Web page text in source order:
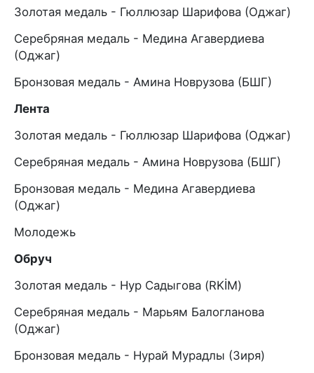
Золотая медаль - Гюллюзар Шарифова (Оджаг)
Серебряная медаль - Медина Агавердиева
(Оджаг)
Бронзовая медаль - Амина Новрузова (БШГ)
Лента
Золотая медаль - Гюллюзар Шарифова (Оджаг)
Серебряная медаль - Амина Новрузова (БШГ)
Бронзовая медаль - Медина Агавердиева
(Оджаг)
Молодежь
Обруч
Золотая медаль - Нур Садыгова (RKİM)
Серебряная медаль - Марьям Балогланова
(Оджаг)
Бронзовая медаль - Нурай Мурадлы (Зиря)